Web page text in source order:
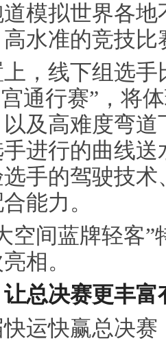
模拟世界各
水准的竞技比
，线下组选手
通行赛”，将
及高难度弯
进行的曲线
手的驾驶技
能力。
空间蓝牌轻客
相。
让总决赛更丰富
运快赢总决